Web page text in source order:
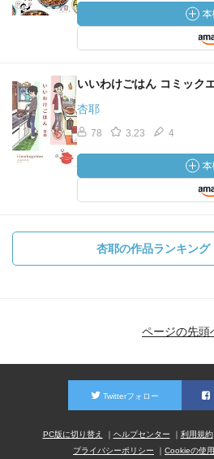
いいわけごはん コミック
杏耶
78 3.23 4
杏耶の作品ランキング
ページの先頭
Twitterフォロー
PC版に切り替え ヘルプセンター 利用規約
プライバシーポリシー
Cookieの使